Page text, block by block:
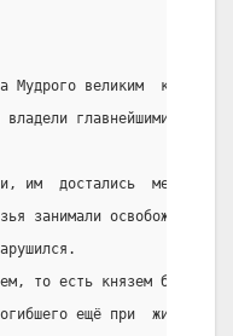
Мудрого великим  князем
владели главнейшими
им  достались  меньшие
занимали
то есть князем без
ещё при  жизни